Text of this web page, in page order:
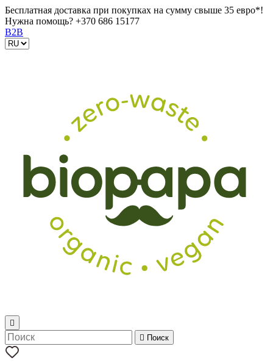
Бесплатная доставка при покупках на сумму свыше 35 евро*!
Нужна помощь? +370 686 15177
B2B

 Поиск